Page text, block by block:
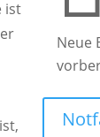
ist
Neue